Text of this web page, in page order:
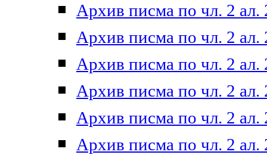
Архив писма по чл. 2 ал.
Архив писма по чл. 2 ал.
Архив писма по чл. 2 ал.
Архив писма по чл. 2 ал.
Архив писма по чл. 2 ал.
Архив писма по чл. 2 ал.